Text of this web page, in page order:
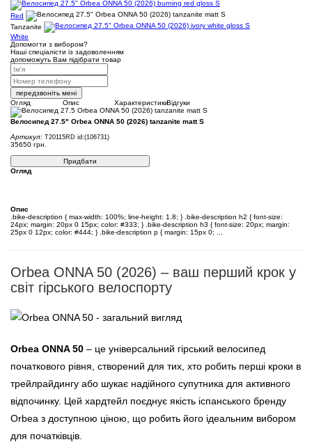
Red
Tanzanite
White
Допомогти з вибором?
Наші спеціалісти із задоволенням
допоможуть Вам підібрати товар
передзвоніть мені
Огляд
Опис ХарактеристикиВідгуки
Велосипед 27.5" Orbea ONNA 50 (2026) tanzanite matt S
Артикул: T20115RD id:(106731)
35650 грн.
Придбати
Огляд
Опис
.bike-description { max-width: 100%; line-height: 1.8; } .bike-description h2 { font-size:
24px; margin: 20px 0 15px; color: #333; } .bike-description h3 { font-size: 20px; margin:
25px 0 12px; color: #444; } .bike-description p { margin: 15px 0; ...
Orbea ONNA 50 (2026) – ваш перший крок у
світ гірського велоспорту
Orbea ONNA 50 – це універсальний гірський велосипед
початкового рівня, створений для тих, хто робить перші кроки в
трейлрайдингу або шукає надійного супутника для активного
відпочинку. Цей хардтейл поєднує якість іспанського бренду
Orbea з доступною ціною, що робить його ідеальним вибором
для початківців.